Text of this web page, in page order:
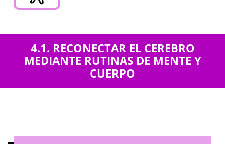
4.1. RECONECTAR EL CEREBRO
MEDIANTE RUTINAS DE MENTE Y
CUERPO